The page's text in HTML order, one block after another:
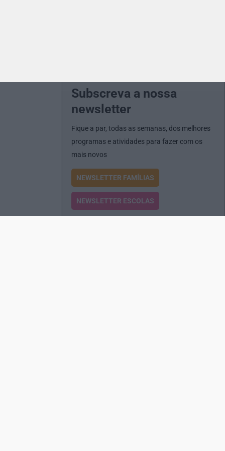
Subscreva a nossa
newsletter
Fique a par, todas as semanas, dos melhores
programas e atividades para fazer com os
mais novos
NEWSLETTER FAMÍLIAS
NEWSLETTER ESCOLAS